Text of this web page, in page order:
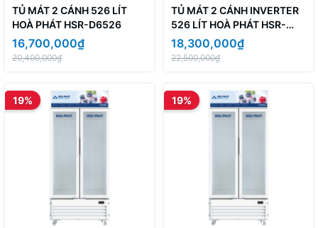
TỦ MÁT 2 CÁNH 526 LÍT
HOÀ PHÁT HSR-D6526
16,700,000₫
20,400,000₫
TỦ MÁT 2 CÁNH INVERTER
526 LÍT HOÀ PHÁT HSR-
D8526
18,300,000₫
22,500,000₫
19% 19%